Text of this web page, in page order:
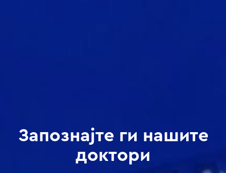
Запознајте ги нашите
доктори